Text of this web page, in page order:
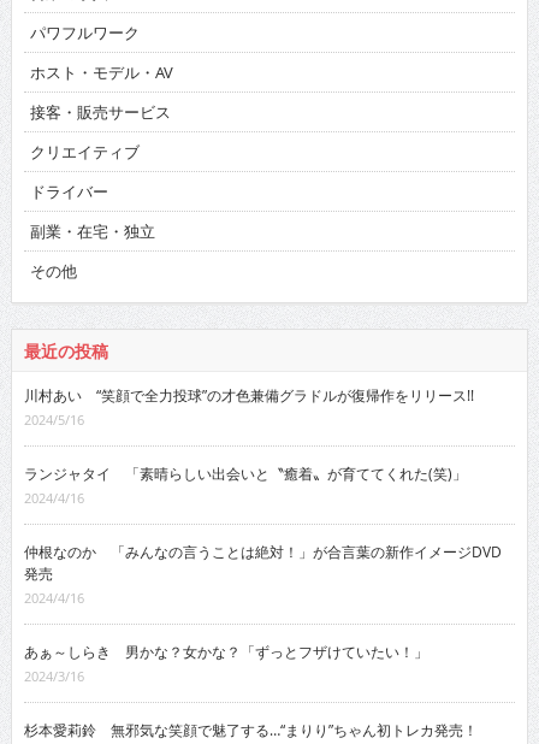
パワフルワーク
ホスト・モデル・AV
接客・販売サービス
クリエイティブ
ドライバー
副業・在宅・独立
その他
最近の投稿
川村あい “笑顔で全力投球”の才色兼備グラドルが復帰作をリリース!!
2024/5/16
ランジャタイ 「素晴らしい出会いと〝癒着〟が育ててくれた(笑)」
2024/4/16
仲根なのか 「みんなの言うことは絶対！」が合言葉の新作イメージDVD
発売
2024/4/16
あぁ～しらき 男かな？女かな？「ずっとフザけていたい！」
2024/3/16
杉本愛莉鈴 無邪気な笑顔で魅了する…“まりり”ちゃん初トレカ発売！